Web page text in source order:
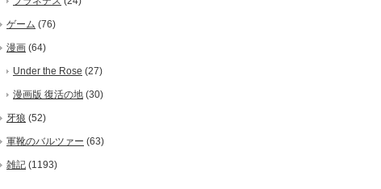
ゲーム (76)
漫画 (64)
Under the Rose (27)
漫画版 復活の地 (30)
牙狼 (52)
軍靴のバルツァー (63)
雑記 (1193)